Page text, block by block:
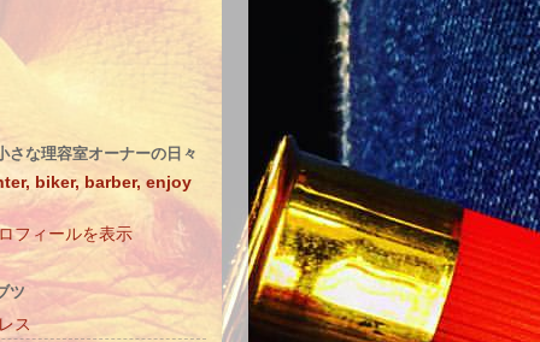
さな理容室オーナーの日々
biker, barber, enjoy
フィールを表示
ツ
ス